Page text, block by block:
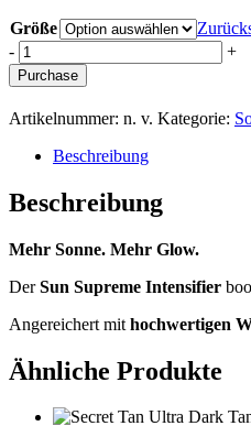
bis
21,90 €
Größe
Sun
Supreme
Intensifier
Infused
quantity
- +
Purchase
Artikelnummer: n. v. Kategorie:
Beschreibung
Beschreibung
Mehr Sonne. Mehr Glow.
DerSun Supreme Intensifier
Angereichert mit hochwertigen
Ähnliche Produkte